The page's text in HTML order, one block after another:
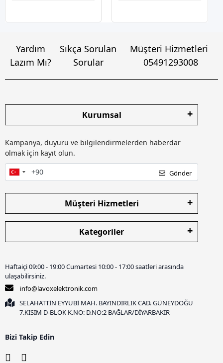
Yardım
Lazım Mı?
Sıkça Sorulan
Sorular
Müşteri Hizmetleri
05491293008
Kurumsal
Kampanya, duyuru ve bilgilendirmelerden haberdar
olmak için kayıt olun.
Gönder
Müşteri Hizmetleri
Kategoriler
Haftaiçi 09:00 - 19:00 Cumartesi 10:00 - 17:00 saatleri arasında
ulaşabilirsiniz.
info@lavoxelektronik.com
SELAHATTİN EYYUBİ MAH. BAYINDIRLIK CAD. GÜNEYDOĞU
7.KISIM D-BLOK K.NO: D.NO:2 BAĞLAR/DİYARBAKIR
Bizi Takip Edin